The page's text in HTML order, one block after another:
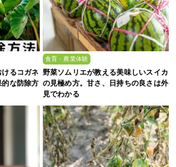
るコガネ
な防除方
食育・農業体験
野菜ソムリエが教える美味しいスイカ
の見極め方。甘さ、日持ちの良さは外
見でわかる